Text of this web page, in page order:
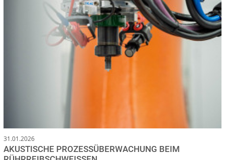
31.01.2026
AKUSTISCHE PROZESSÜBERWACHUNG BEIM